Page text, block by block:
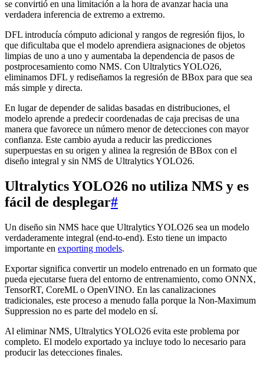
se convirtió en una limitación a la hora de avanzar hacia una
verdadera inferencia de extremo a extremo.
DFL introducía cómputo adicional y rangos de regresión fijos, lo
que dificultaba que el modelo aprendiera asignaciones de objetos
limpias de uno a uno y aumentaba la dependencia de pasos de
postprocesamiento como NMS. Con Ultralytics YOLO26,
eliminamos DFL y rediseñamos la regresión de BBox para que sea
más simple y directa.
En lugar de depender de salidas basadas en distribuciones, el
modelo aprende a predecir coordenadas de caja precisas de una
manera que favorece un número menor de detecciones con mayor
confianza. Este cambio ayuda a reducir las predicciones
superpuestas en su origen y alinea la regresión de BBox con el
diseño integral y sin NMS de Ultralytics YOLO26.
Ultralytics YOLO26 no utiliza NMS y es
fácil de desplegar#
Un diseño sin NMS hace que Ultralytics YOLO26 sea un modelo
verdaderamente integral (end-to-end). Esto tiene un impacto
importante en exporting models.
Exportar significa convertir un modelo entrenado en un formato que
pueda ejecutarse fuera del entorno de entrenamiento, como ONNX,
TensorRT, CoreML o OpenVINO. En las canalizaciones
tradicionales, este proceso a menudo falla porque la Non-Maximum
Suppression no es parte del modelo en sí.
Al eliminar NMS, Ultralytics YOLO26 evita este problema por
completo. El modelo exportado ya incluye todo lo necesario para
producir las detecciones finales.